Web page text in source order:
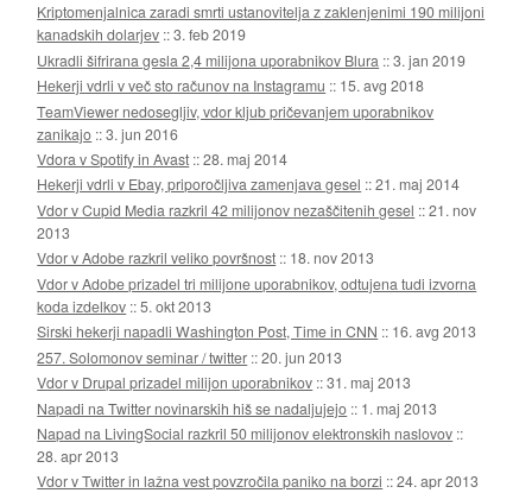
Kriptomenjalnica zaradi smrti ustanovitelja z zaklenjenimi 190 milijoni
kanadskih dolarjev ::3. feb 2019
Ukradli šifrirana gesla 2,4 milijona uporabnikov Blura ::3. jan 2019
Hekerji vdrli v več sto računov na Instagramu :: 15. avg 2018
TeamViewer nedosegljiv, vdor kljub pričevanjem uporabnikov
zanikajo ::3. jun 2016
Vdora v Spotify in Avast ::28. maj 2014
Hekerji vdrli v Ebay, priporočljiva zamenjava gesel ::21. maj 2014
Vdor v Cupid Media razkril 42 milijonov nezaščitenih gesel ::21. nov
2013
Vdor v Adobe razkril veliko površnost :: 18. nov 2013
Vdor v Adobe prizadel tri milijone uporabnikov, odtujena tudi izvorna
koda izdelkov ::5. okt 2013
Sirski hekerji napadli Washington Post, Time in CNN :: 16. avg 2013
257. Solomonov seminar / twitter ::20. jun 2013
Vdor v Drupal prizadel milijon uporabnikov ::31. maj 2013
Napadi na Twitter novinarskih hiš se nadaljujejo :: 1. maj 2013
Napad na LivingSocial razkril 50 milijonov elektronskih naslovov ::
28. apr 2013
Vdor v Twitter in lažna vest povzročila paniko na borzi ::24. apr 2013